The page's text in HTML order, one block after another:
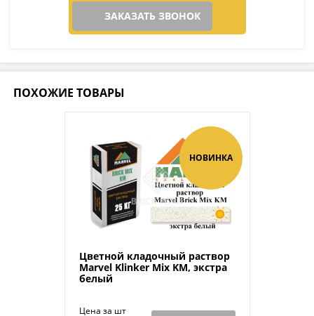
ЗАКАЗАТЬ ЗВОНОК
ПОХОЖИЕ ТОВАРЫ
НОВИНКА
Цветной кладочный раствор
Мarvel Klinker Mix KM, экстра
белый
Цена за шт